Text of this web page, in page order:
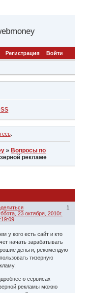
Регистрация Войти
.
» Вопросы по
рекламе
1
23 октября, 2010г.
у кого есть сайт и кто
начать зарабатывать
деньги, рекомендую
тизерную
о сервисах
рекламы можно